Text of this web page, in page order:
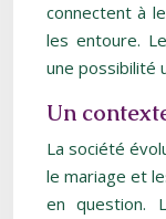
connectent à
les entoure.
une possibilité
Un
La société
le mariage et
en question.